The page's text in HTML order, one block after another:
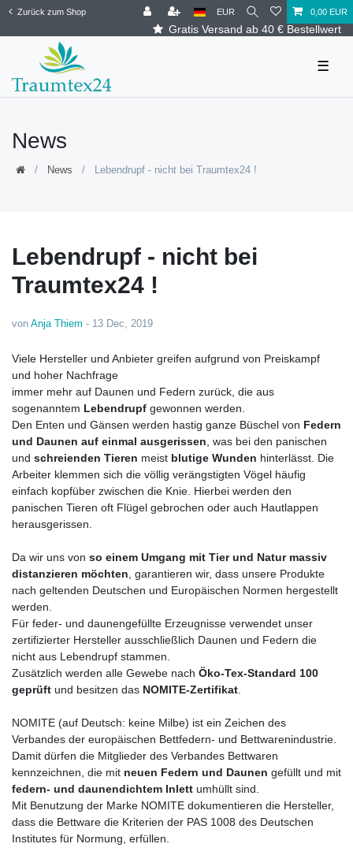
Zurück zum Shop
Gratis Versand ab 40 € Bestellwert
EUR 0,00 EUR
☰
News
News Lebendrupf - nicht bei Traumtex24 !
Lebendrupf - nicht bei
Traumtex24 !
von Anja Thiem - 13 Dec, 2019
Viele Hersteller und Anbieter greifen aufgrund von Preiskampf
und hoher Nachfrage
immer mehr auf Daunen und Federn zurück, die aus
sogenanntem Lebendrupf gewonnen werden.
Den Enten und Gänsen werden hastig ganze Büschel von Federn
und Daunen auf einmal ausgerissen , was bei den panischen
und schreienden Tieren meist blutige Wunden hinterlässt. Die
Arbeiter klemmen sich die völlig verängstigten Vögel häufig
einfach kopfüber zwischen die Knie. Hierbei werden den
panischen Tieren oft Flügel gebrochen oder auch Hautlappen
herausgerissen.
Da wir uns von so einem Umgang mit Tier und Natur massiv
distanzieren möchten , garantieren wir, dass unsere Produkte
nach geltenden Deutschen und Europäischen Normen hergestellt
werden.
Für feder- und daunengefüllte Erzeugnisse verwendet unser
zertifizierter Hersteller ausschließlich Daunen und Federn die
nicht aus Lebendrupf stammen.
Zusätzlich werden alle Gewebe nach Öko-Tex-Standard 100
geprüft und besitzen das NOMITE-Zertifikat
NOMITE (auf Deutsch: keine Milbe) ist ein Zeichen des
Verbandes der europäischen Bettfedern- und Bettwarenindustrie.
Damit dürfen die Mitglieder des Verbandes Bettwaren
kennzeichnen, die mit neuen Federn und Daunen gefüllt und mit
federn- und daunendichtem Inlett umhüllt sind.
Mit Benutzung der Marke NOMITE dokumentieren die Hersteller,
dass die Bettware die Kriterien der PAS 1008 des Deutschen
Institutes für Normung, erfüllen.